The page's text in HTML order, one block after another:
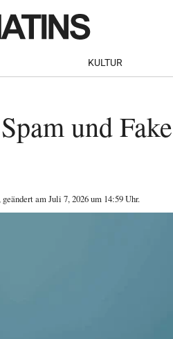
KULTUR
und
geändert am Juli 7, 2026 um 14:59 Uhr.